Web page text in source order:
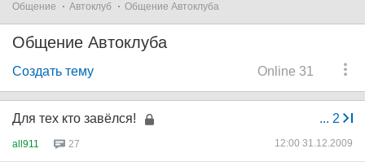
Общение Автоклуб Общение Автоклуба
Общение Автоклуба
Online 31
Создать тему
... 2
Для тех кто завёлся!
all911 27 12:00 31.12.2009